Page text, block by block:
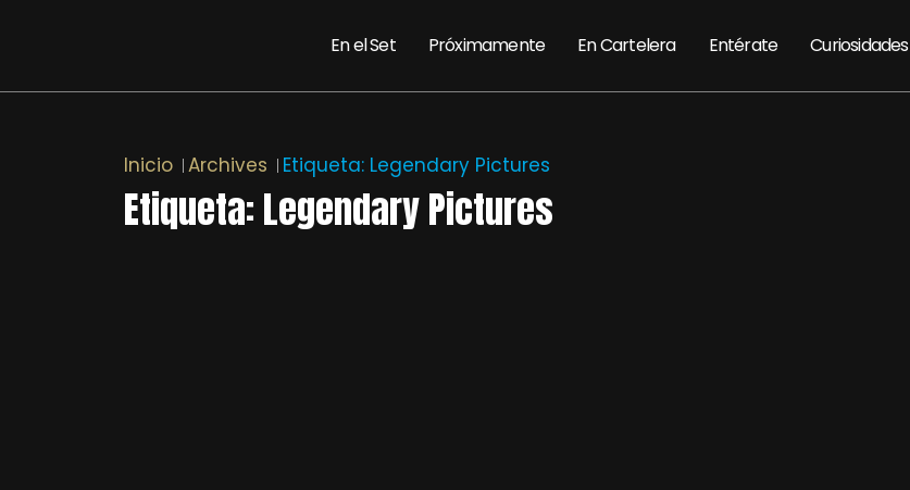
En el Set Próximamente En Cartelera Entérate Curiosidades
Inicio Archives Etiqueta: Legendary Pictures
Etiqueta:Legendary Pictures